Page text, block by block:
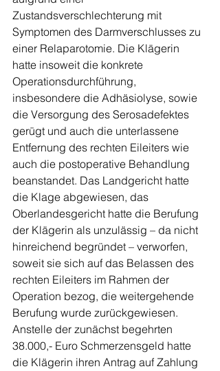
Zustandsverschlechterung mit
Symptomen des Darmverschlusses zu
einer Relaparotomie. Die Klägerin
hatte insoweit die konkrete
Operationsdurchführung,
insbesondere die Adhäsiolyse, sowie
die Versorgung des Serosadefektes
gerügt und auch die unterlassene
Entfernung des rechten Eileiters wie
auch die postoperative Behandlung
beanstandet. Das Landgericht hatte
die Klage abgewiesen, das
Oberlandesgericht hatte die Berufung
der Klägerin als unzulässig – da nicht
hinreichend begründet – verworfen,
soweit sie sich auf das Belassen des
rechten Eileiters im Rahmen der
Operation bezog, die weitergehende
Berufung wurde zurückgewiesen.
Anstelle der zunächst begehrten
38.000,- Euro Schmerzensgeld hatte
die Klägerin ihren Antrag auf Zahlung